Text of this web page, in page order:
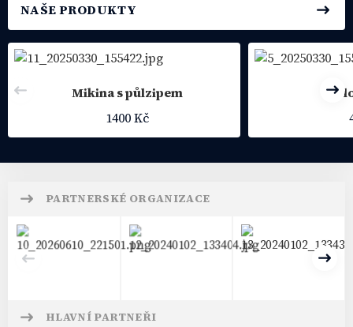
NAŠE PRODUKTY
Mikina s půlzipem
1400 Kč
Předchozí
PARTNERSKÉ ORGANIZACE
Další
HLAVNÍ PARTNEŘI